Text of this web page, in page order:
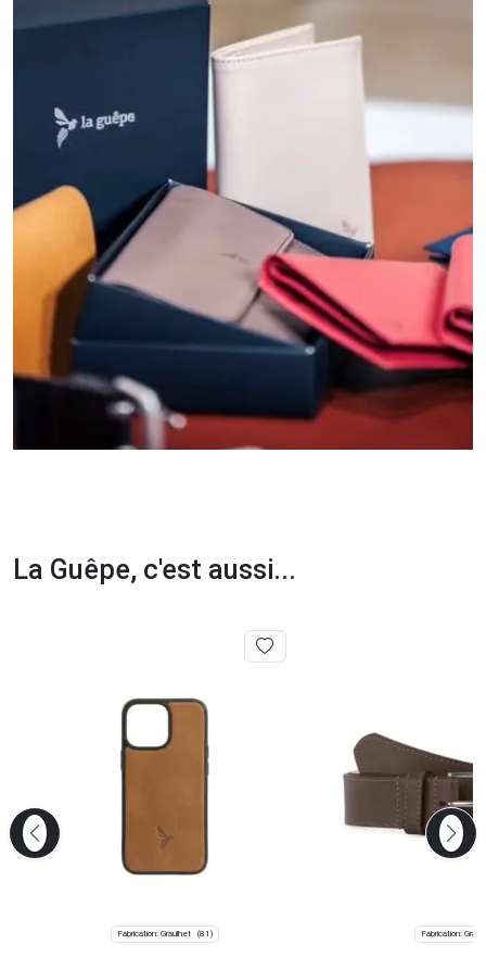
La Guêpe, c'est aussi...
Fabrication: Graulhet (81) Fabrication: